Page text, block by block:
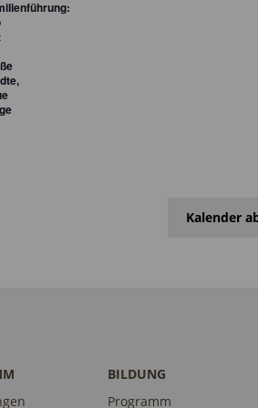
Kalender
BILDUNG
Programm